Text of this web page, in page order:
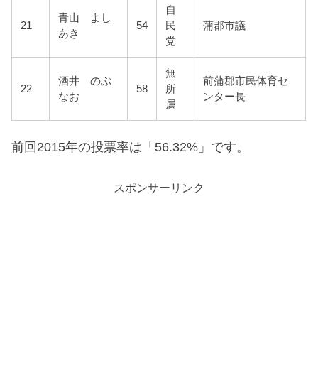
21
青山 よし
あき
54
自
民
党
蒲郡市議
22
酒井 のぶ
なお
58
無
所
属
前蒲郡市民体育セ
ンター長
前回2015年の投票率は「56.32%」です。
スポンサーリンク